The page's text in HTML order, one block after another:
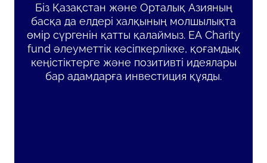
Біз Қазақстан және Орталық Азияның
басқа да елдері халқының молшылықта
өмір сүргенін қатты қалаймыз. EA Charity
fund әлеуметтік кәсіпкерлікке, қоғамдық
кеңістіктерге және позитивті идеялары
бар адамдарға инвестиция құяды.